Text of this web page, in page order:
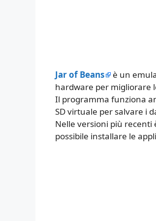
Jar of Beans
è un
hardware per migliorare
Il programma funziona
SD virtuale per salvare i
Nelle versioni più
possibile installare le